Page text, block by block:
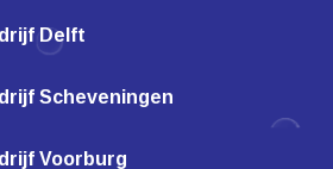
Delft
Scheveningen
Voorburg